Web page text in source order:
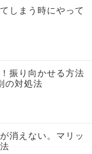
しまう時にやって
振り向かせる方法
の対処法
消えない。マリッ